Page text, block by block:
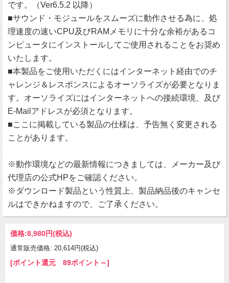
です。（Ver6.5.2 以降）
■サウンド・モジュールをスムーズに動作させる為に、処
理速度の速いCPU及びRAMメモリに十分な余裕があるコ
ンピュータにインストールしてご使用されることをお奨め
いたします。
■本製品をご使用いただくにはインターネット経由でのチ
ャレンジ＆レスポンスによるオーソライズが必要となりま
す。オーソライズにはインターネットへの接続環境、及び
E-Mailアドレスが必須となります。
■ここに掲載している製品の仕様は、予告無く変更される
ことがあります。
※動作環境などの最新情報につきましては、メーカー及び
代理店の公式HPをご確認ください。
※ダウンロード製品という性質上、製品納品後のキャンセ
ルはできかねますので、ご了承ください。
価格:8,980円(税込)
通常販売価格: 20,614円(税込)
[ポイント還元 89ポイント～]